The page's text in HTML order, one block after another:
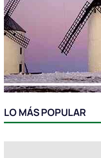
LO MÁS POPULAR